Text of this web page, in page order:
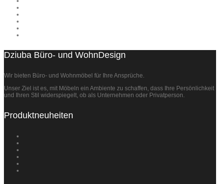
Dziuba Büro- und WohnDesign
Wir bieten Büro- und Wohnmöbel für Ihre Ansprüche.
Unser Ziel ist es, mit Möbeln ein Ambiente zu schaffen, dass Ihre Persönlichkeit
und Ihren Stil widerspiegelt, ob als Unternehmen oder Privatperson.
Produktneuheiten